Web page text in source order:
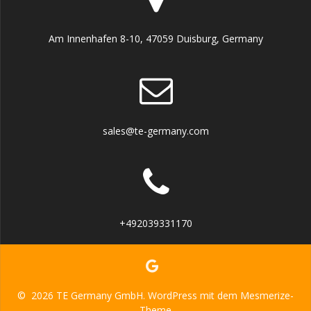
Am Innenhafen 8-10, 47059 Duisburg, Germany
sales@te-germany.com
+492039331170
© 2026 TE Germany GmbH. WordPress mit dem Mesmerize-